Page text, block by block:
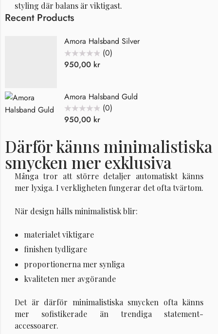
styling där balans är viktigast.
Recent Products
Amora Halsband Silver
Betygsatt
0
(0)
950,00 kr
Amora Halsband Guld
Betygsatt
0
(0)
950,00 kr
Därför känns minimalistiska
smycken mer exklusiva
Många tror att större detaljer automatiskt känns
mer lyxiga. I verkligheten fungerar det ofta tvärtom.
När design hålls minimalistisk blir:
materialet viktigare
finishen tydligare
proportionerna mer synliga
kvaliteten mer avgörande
Det är därför minimalistiska smycken ofta känns
mer sofistikerade än trendiga statement-
accessoarer.